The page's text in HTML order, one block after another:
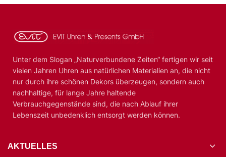
Unter dem Slogan „Naturverbundene Zeiten“ fertigen wir seit
vielen Jahren Uhren aus natürlichen Materialien an, die nicht
nur durch ihre schönen Dekors überzeugen, sondern auch
nachhaltige, für lange Jahre haltende
Verbrauchgegenstände sind, die nach Ablauf ihrer
Lebenszeit unbedenklich entsorgt werden können.
AKTUELLES